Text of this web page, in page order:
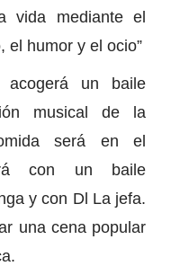
vida mediante el
el humor y el ocio”
acogerá un baile
musical de la
será en el
con un baile
y con Dl La jefa.
una cena popular